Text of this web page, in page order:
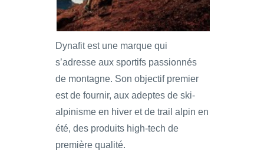
Dynafit est une marque qui
s’adresse aux sportifs passionnés
de montagne. Son objectif premier
est de fournir, aux adeptes de ski-
alpinisme en hiver et de trail alpin en
été, des produits high-tech de
première qualité.